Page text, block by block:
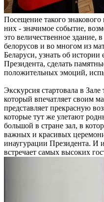
Посещение такого знакового
них - значимое событие,
это величественное здание,
белорусов и во многом из
Беларуси, узнать об истории
Президента, сделать
положительных эмоций,
Экскурсия стартовала в
который впечатляет своим
представляет прекрасную
которые тут же улетают
большой в стране зал, в
важных и красивых
инаугурации Президента. И
встречает самых высоких